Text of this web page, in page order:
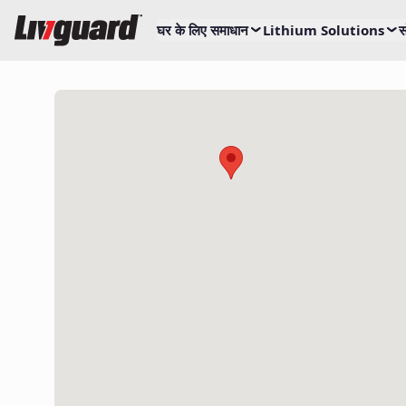
घर के लिए समाधान Lithium Solutions